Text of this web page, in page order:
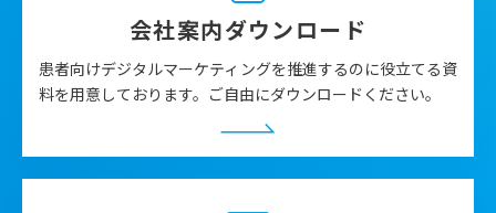
会社案内ダウンロード
患者向けデジタルマーケティングを推進するのに役立てる資
料を用意しております。ご自由にダウンロードください。